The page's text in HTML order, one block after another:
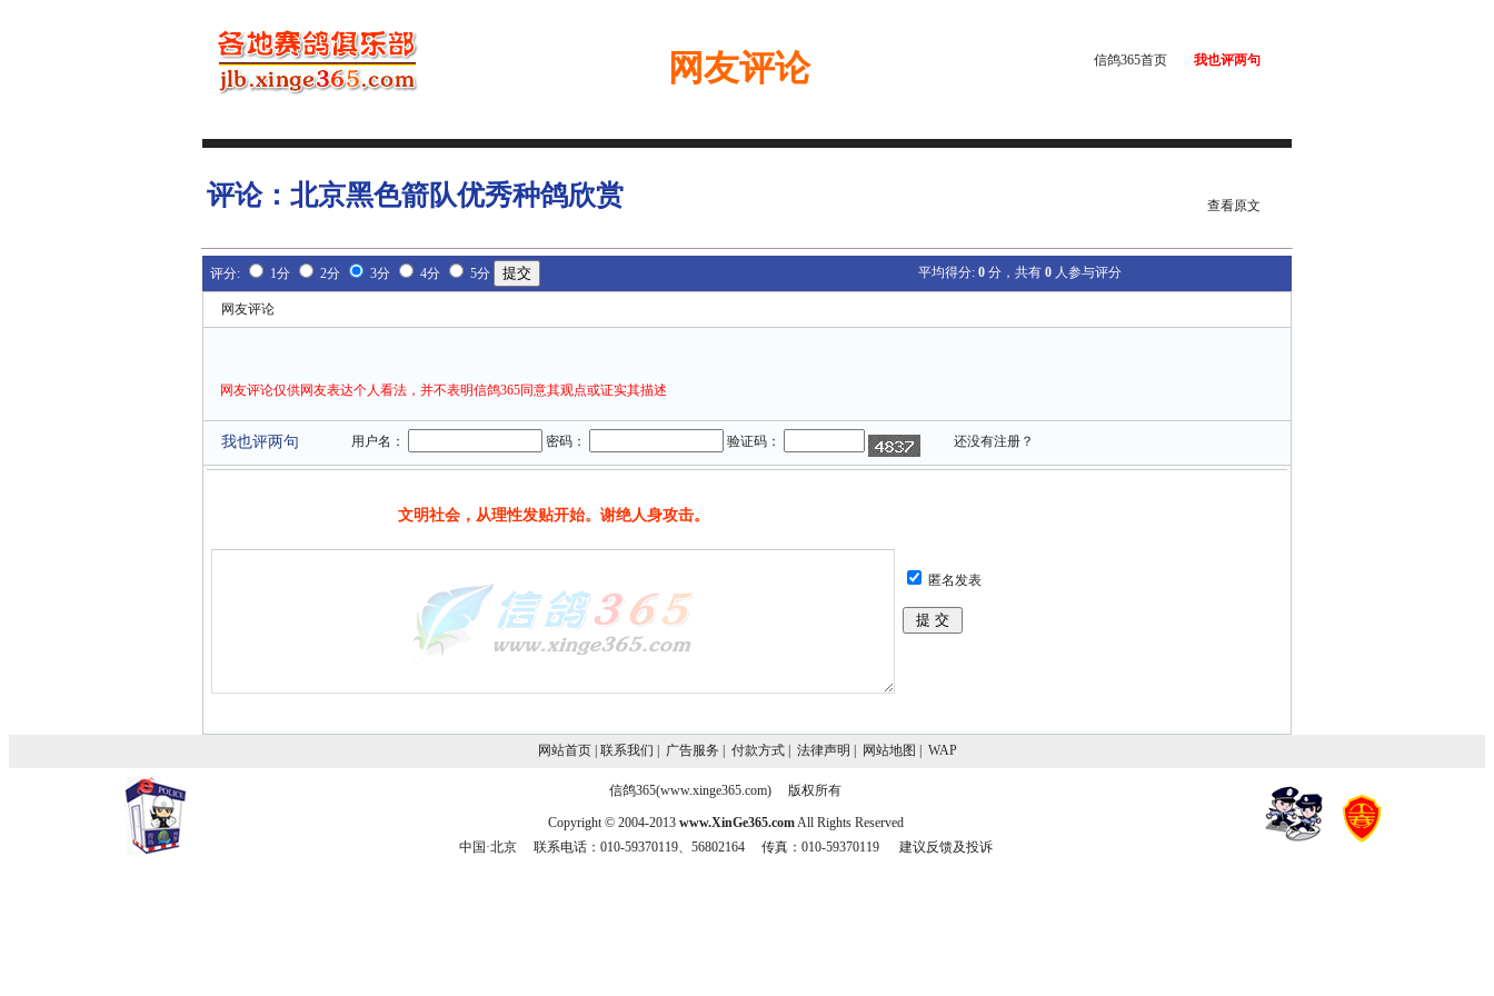
网友评论 信鸽365首页 我也评两句
评论： 北京黑色箭队优秀种鸽欣赏 查看原文
评分: 1分 2分 3分 4分 5分 平均得分: 0分，共有 0人参与评分
网友评论
网友评论仅供网友表达个人看法，并不表明信鸽365同意其观点或证实其描述
我也评两句 用户名： 密码： 验证码： 还没有注册？
文明社会，从理性发贴开始。谢绝人身攻击。
匿名发表
网站首页| 联系我们 广告服务 付款方式| 法律声明 网站地图 WAP
信鸽365(www.xinge365.com) 版权所有
Copyright © 2004-2013 www.XinGe365.comAll Rights Reserved
中国·北京 联系电话：010-59370119、56802164 传真：010-59370119 建议反馈及投诉